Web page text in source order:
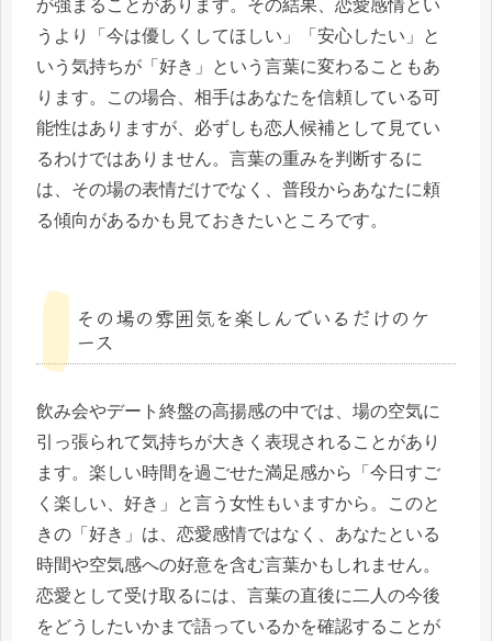
が強まることがあります。その結果、恋愛感情とい
うより「今は優しくしてほしい」「安心したい」と
いう気持ちが「好き」という言葉に変わることもあ
ります。この場合、相手はあなたを信頼している可
能性はありますが、必ずしも恋人候補として見てい
るわけではありません。言葉の重みを判断するに
は、その場の表情だけでなく、普段からあなたに頼
る傾向があるかも見ておきたいところです。
その場の雰囲気を楽しんでいるだけのケ
ース
飲み会やデート終盤の高揚感の中では、場の空気に
引っ張られて気持ちが大きく表現されることがあり
ます。楽しい時間を過ごせた満足感から「今日すご
く楽しい、好き」と言う女性もいますから。このと
きの「好き」は、恋愛感情ではなく、あなたといる
時間や空気感への好意を含む言葉かもしれません。
恋愛として受け取るには、言葉の直後に二人の今後
をどうしたいかまで語っているかを確認することが